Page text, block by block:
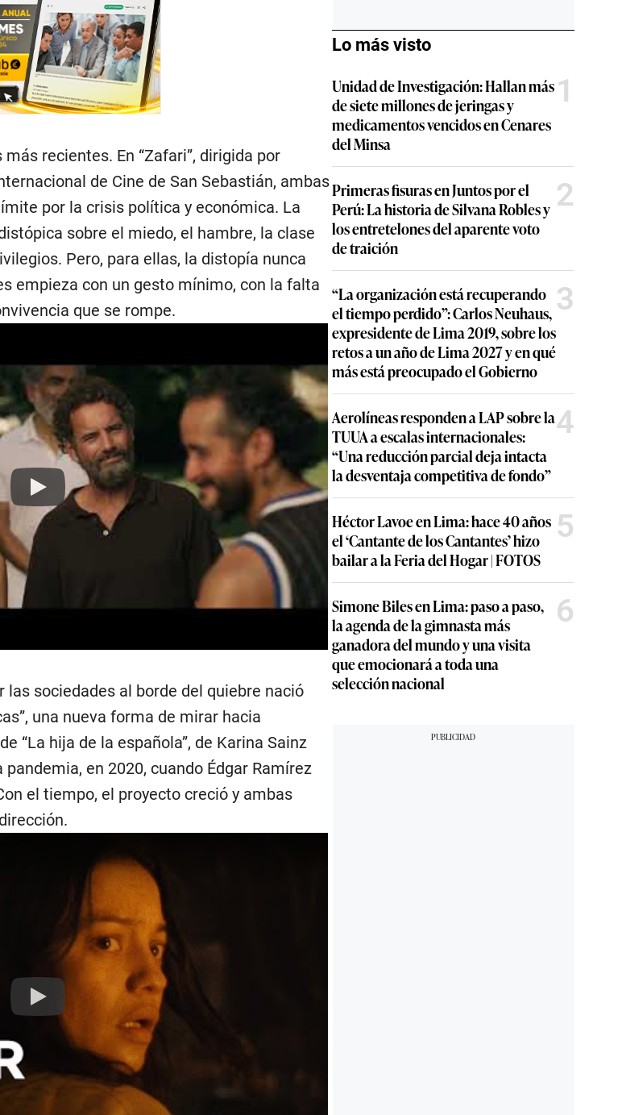
recientes. En “Zafari”, dirigida por
de Cine de San Sebastián, ambas
por la crisis política y económica. La
sobre el miedo, el hambre, la clase
Pero, para ellas, la distopía nunca
empieza con un gesto mínimo, con la falta
que se rompe.
Play
sociedades al borde del quiebre nació
una nueva forma de mirar hacia
“La hija de la española”, de Karina Sainz
en 2020, cuando Édgar Ramírez
el tiempo, el proyecto creció y ambas
Play
Lo más visto
Unidad de Investigación: Hallan más
de siete millones de jeringas y
medicamentos vencidos en Cenares
del Minsa
1
Primeras fisuras en Juntos por el
Perú: La historia de Silvana Robles y
los entretelones del aparente voto
de traición
2
“La organización está recuperando
el tiempo perdido”: Carlos Neuhaus,
expresidente de Lima 2019, sobre los
retos a un año de Lima 2027 y en qué
más está preocupado el Gobierno
3
Aerolíneas responden a LAP sobre la
TUUA a escalas internacionales:
“Una reducción parcial deja intacta
la desventaja competitiva de fondo”
4
Héctor Lavoe en Lima: hace 40 años
el ‘Cantante de los Cantantes’ hizo
bailar a la Feria del Hogar | FOTOS
5
Simone Biles en Lima: paso a paso,
la agenda de la gimnasta más
ganadora del mundo y una visita
que emocionará a toda una
selección nacional
6